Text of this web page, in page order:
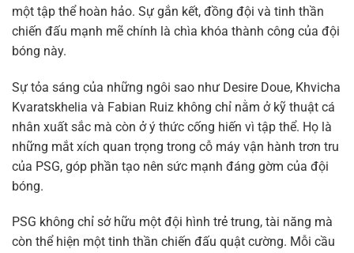
một tập thể hoàn hảo. Sự gắn kết, đồng đội và tinh thần
chiến đấu mạnh mẽ chính là chìa khóa thành công của đội
bóng này.
Sự tỏa sáng của những ngôi sao như Desire Doue, Khvicha
Kvaratskhelia và Fabian Ruiz không chỉ nằm ở kỹ thuật cá
nhân xuất sắc mà còn ở ý thức cống hiến vì tập thể. Họ là
những mắt xích quan trọng trong cỗ máy vận hành trơn tru
của PSG, góp phần tạo nên sức mạnh đáng gờm của đội
bóng.
PSG không chỉ sở hữu một đội hình trẻ trung, tài năng mà
còn thể hiện một tinh thần chiến đấu quật cường. Mỗi cầu